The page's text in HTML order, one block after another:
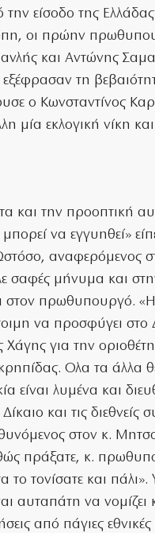
είσοδο της
οι πρώην
και Αντώνης
τη
ο Κωνσταντίνος
μία εκλογική νίκη
και την προοπτική
να εγγυηθεί»
αναφερόμενος
σαφές μήνυμα και
στον πρωθυπουργό.
να προσφύγει στο
Χάγης για την
Ολα τα άλλα
είναι λυμένα και
και τις διεθνείς
στον κ.
πράξατε, κ.
τονίσατε και πάλι».
αυταπάτη να νομίζει
από πάγιες εθνικές